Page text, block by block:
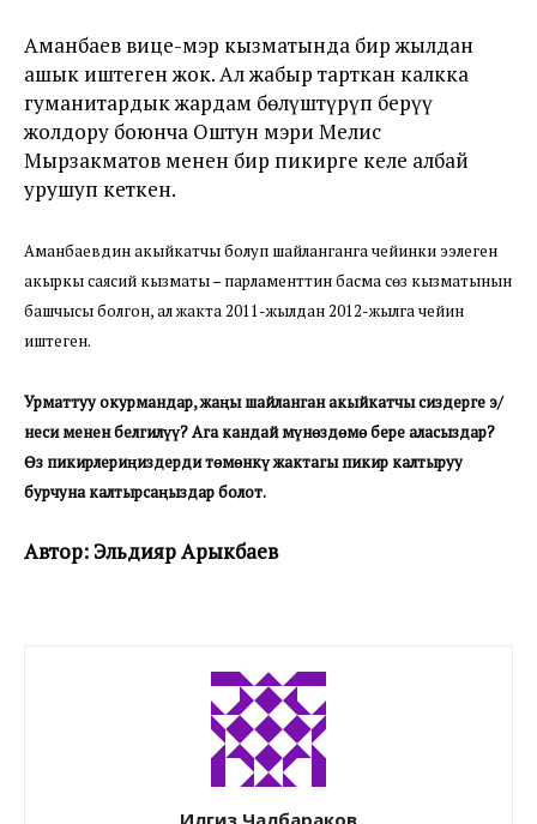
Аманбаев вице-мэр кызматында бир жылдан
ашык иштеген жок. Ал жабыр тарткан калкка
гуманитардык жардам бөлүштүрүп берүү
жолдору боюнча Оштун мэри Мелис
Мырзакматов менен бир пикирге келе албай
урушуп кеткен.
Аманбаевдин акыйкатчы болуп шайланганга чейинки ээлеген
акыркы саясий кызматы – парламенттин басма сөз кызматынын
башчысы болгон, ал жакта 2011-жылдан 2012-жылга чейин
иштеген.
Урматтуу окурмандар, жаңы шайланган акыйкатчы сиздерге э/
неси менен белгилүү? Ага кандай мүнөздөмө бере аласыздар?
Өз пикирлериңиздерди төмөнкү жактагы пикир калтыруу
бурчуна калтырсаңыздар болот.
Автор: Эльдияр Арыкбаев
Илгиз Чалбараков